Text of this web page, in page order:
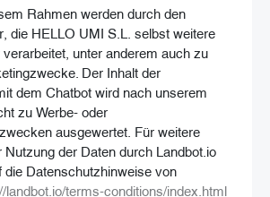
Rahmen werden durch den
die HELLO UMI S.L. selbst weitere
verarbeitet, unter anderem auch zu
Der Inhalt der
dem Chatbot wird nach unserem
zu Werbe- oder
ausgewertet. Für weitere
Nutzung der Daten durch Landbot.io
die Datenschutzhinweise von
landbot.io/terms-conditions/index.html